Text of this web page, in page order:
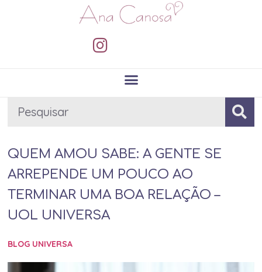
QUEM AMOU SABE: A GENTE SE
ARREPENDE UM POUCO AO
TERMINAR UMA BOA RELAÇÃO –
UOL UNIVERSA
BLOG UNIVERSA